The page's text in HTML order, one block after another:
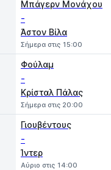
Μπάγερν Μονάχου
-
Άστον Βίλα
Σήμερα στις 15:00
Φούλαμ
-
Κρίσταλ Πάλας
Σήμερα στις 20:00
Γιουβέντους
-
Ίντερ
Αύριο στις 14:00